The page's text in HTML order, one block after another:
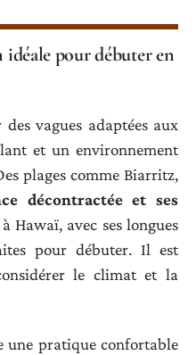
pour débuter en
vagues adaptées aux
et un environnement
plages comme Biarritz,
décontractée et ses
Hawaï, avec ses longues
pour débuter. Il est
le climat et la
une pratique confortable